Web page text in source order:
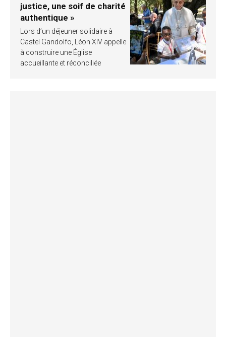
justice, une soif de charité
authentique »
Lors d’un déjeuner solidaire à
Castel Gandolfo, Léon XIV appelle
à construire une Église
accueillante et réconciliée